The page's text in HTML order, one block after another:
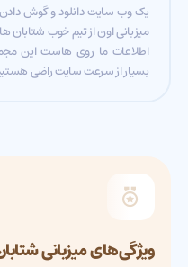
یک وب سایت دانلود و گوش
اطلاعات ما روی هاست این
بسیار از سرعت سایت راضی
ویژگی‌های میزبانی